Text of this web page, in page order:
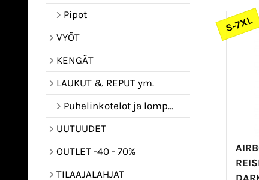
Pipot
VYÖT
KENGÄT
LAUKUT & REPUT ym.
Puhelinkotelot ja lompakot
UUTUUDET
OUTLET -40 - 70%
TILAAJALAHJAT
S-7XL